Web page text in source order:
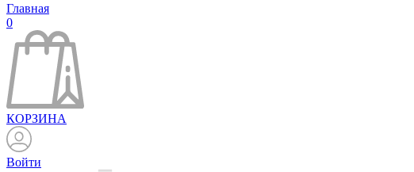
Главная
0
КОРЗИНА
Войти